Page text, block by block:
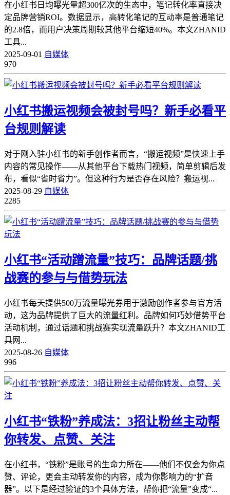
在小红书日均曝光量超300亿次的生态中，笔记转化率直接决
定品牌营销ROI。数据显示，高转化笔记的互动率是普通笔记
的2.8倍，而用户决策周期较其他平台缩短40%。本文ZHANID
工具...
2025-09-01 自媒体
970
小红书搬运视频会被封号吗？新手必看平
台规则解读
对于刚入驻小红书的新手创作者而言，“搬运视频”是快速上手
内容的常见操作——从其他平台下载热门视频，简单剪辑后发
布，看似“省时省力”。但这种行为是否存在风险？搬运视...
2025-08-29 自媒体
2285
小红书“活动蹭流量”技巧：品牌话题/挑
战赛的参与与借势玩法
小红书每天提供500万流量曝光券用于激励创作者参与官方活
动，这为品牌提供了巨大的流量红利。品牌如何巧妙借势平台
活动机制，通过话题和挑战赛实现流量跃升？本文ZHANID工
具网...
2025-08-26 自媒体
996
小红书“铁粉”养成法：3招让粉丝主动帮
你转发、点赞、关注
在小红书，“铁粉”是账号的生命力所在——他们不仅会为你点
赞、评论，更会主动转发你的内容，成为你影响力的“扩音
器”。以下是经过验证的3个具体方法，帮你把“流量”变成“...